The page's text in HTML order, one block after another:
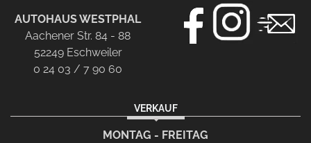
AUTOHAUS WESTPHAL
Aachener Str. 84 - 88
52249 Eschweiler
0 24 03 / 7 90 60
VERKAUF
MONTAG - FREITAG